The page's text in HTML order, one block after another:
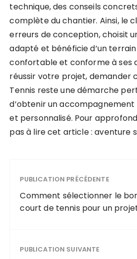
technique, des conseils
complète du chantier. Ainsi, le
erreurs de conception, choisit
adapté et bénéficie d’un
confortable et conforme à ses
réussir votre projet, demander
Tennis reste une démarche
d’obtenir un
et personnalisé. Pour
pas à lire cet article : aventure
PUBLICATION PRÉCÉDENTE
Comment sélectionner le
court de tennis pour un
PUBLICATION SUIVANTE